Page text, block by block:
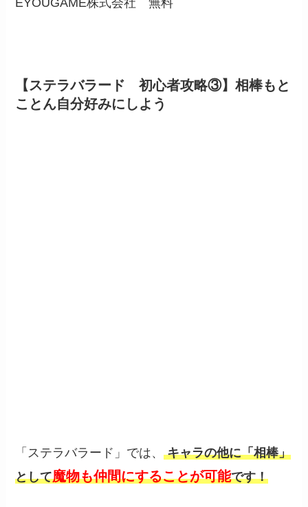
【ステラバラード 初心者攻略③】相棒もと
ことん自分好みにしよう
「ステラバラード」では、キャラの他に「相棒」
として魔物も仲間にすることが可能です！